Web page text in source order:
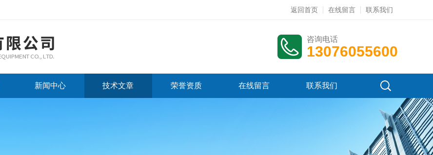
返回首页 在线留言 联系我们
咨询电话
13076055600
新闻中心 技术文章 荣誉资质 在线留言 联系我们